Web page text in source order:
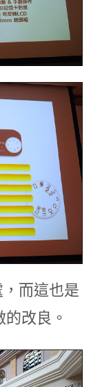
而這也是
改良。